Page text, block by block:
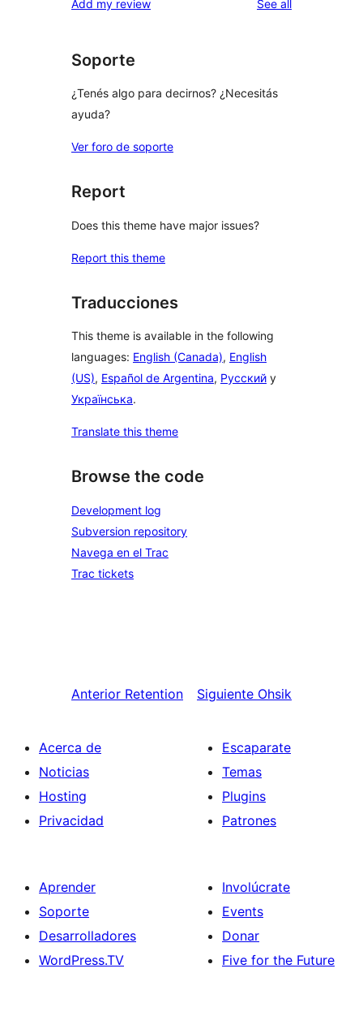
reviews
star
Add my review See all
Soporte
¿Tenés algo para decirnos? ¿Necesitás
ayuda?
Ver foro de soporte
Report
Does this theme have major issues?
Report this theme
Traducciones
This theme is available in the following
languages: English (Canada), English
(US), Español de Argentina, Русский y
Українська.
Translate this theme
Browse the code
Development log
Subversion repository
Navega en el Trac
Trac tickets
Anterior Retention Siguiente Ohsik
Acerca de
Noticias
Hosting
Privacidad
Escaparate
Temas
Plugins
Patrones
Aprender
Soporte
Desarrolladores
WordPress.TV
Involúcrate
Events
Donar
Five for the Future